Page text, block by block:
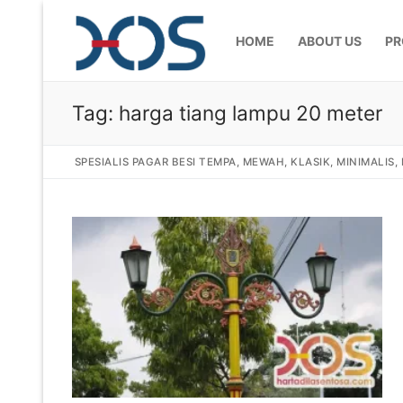
HOME ABOUT US
Home
About Us
Products
Pagar Besi
Railing
Gallery
Gallery
Articles
Tag: harga tiang lampu 20 meter
SPESIALIS PAGAR BESI TEMPA, MEWAH, KLASIK, MINIMALIS,